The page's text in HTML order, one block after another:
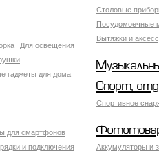
Столовые
Посудомоечные
Вытяжки и
Для освещения
гаджеты для дома
Спорт,
Спортивное
для смартфонов
и подключения Аккумуляторы и